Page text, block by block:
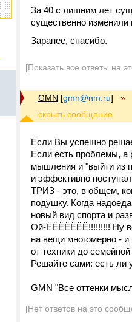
За 40 с лишним лет
существенно
Заранее, спасибо.
[Показать все ответы на
GMN [gmn@nm.ru] »
Если Вы успешно
Если есть проблемы, а
мышления и "выйти из
и эффективно
ТРИЗ - это, в общем,
подушку. Когда
новый вид спорта и
Ой-ЁЁЁЁЁЁЁ!!!!!!!!! Ну
на вещи многомерно -
от техники до
Решайте сами: есть ли
GMN "Все оттенки
[Нет ответов на это